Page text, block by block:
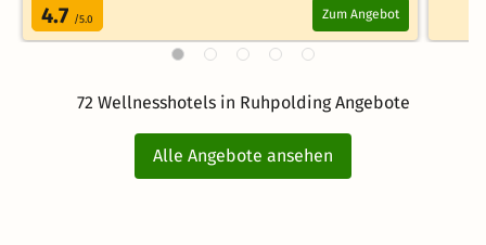
4.7 /5.0 Zum Angebot
72 Wellnesshotels in Ruhpolding Angebote
Alle Angebote ansehen